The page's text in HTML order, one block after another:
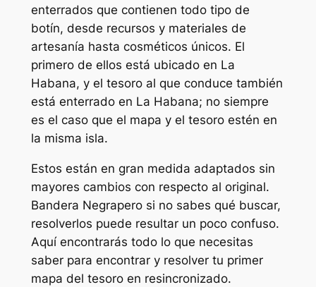
enterrados que contienen todo tipo de
botín, desde recursos y materiales de
artesanía hasta cosméticos únicos. El
primero de ellos está ubicado en La
Habana, y el tesoro al que conduce también
está enterrado en La Habana; no siempre
es el caso que el mapa y el tesoro estén en
la misma isla.
Estos están en gran medida adaptados sin
mayores cambios con respecto al original.
Bandera Negrapero si no sabes qué buscar,
resolverlos puede resultar un poco confuso.
Aquí encontrarás todo lo que necesitas
saber para encontrar y resolver tu primer
mapa del tesoro en resincronizado.